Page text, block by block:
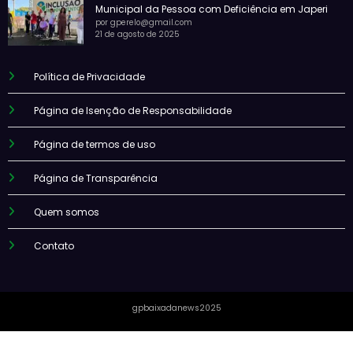
Municipal da Pessoa com Deficiência em Japeri
por gperelo@gmail.com
21 de agosto de 2025
Política de Privacidade
Página de Isenção de Responsabilidade
Página de termos de uso
Página de Transparência
Quem somos
Contato
gpbaixadanews2025